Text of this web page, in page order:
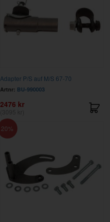
Adapter P/S auf M/S 67-70
Artnr: BU-990003
2476 kr
20